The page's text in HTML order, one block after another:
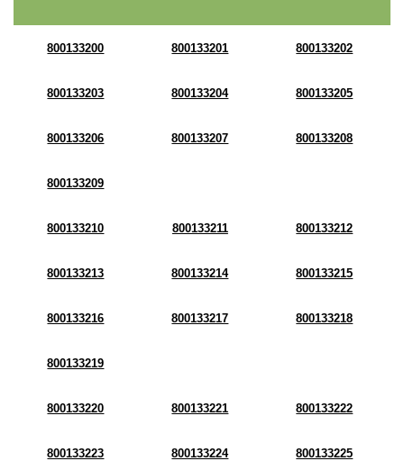
800133200 800133201 800133202
800133203 800133204 800133205
800133206 800133207 800133208
800133209
800133210 800133211 800133212
800133213 800133214 800133215
800133216 800133217 800133218
800133219
800133220 800133221 800133222
800133223 800133224 800133225